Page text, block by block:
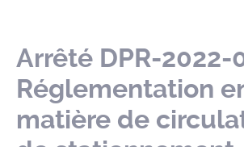
Arrêté DPR-2022-
Réglementation
matière de